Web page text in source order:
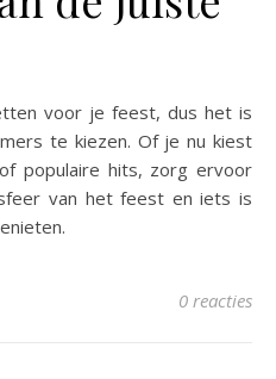
voor je feest, dus het is
te kiezen. Of je nu kiest
populaire hits, zorg ervoor
van het feest en iets is
0 reacties